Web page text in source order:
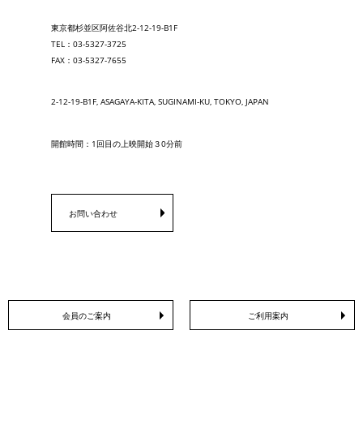
東京都杉並区阿佐谷北2-12-19-B1F
TEL：03-5327-3725
FAX：03-5327-7655
2-12-19-B1F, ASAGAYA-KITA, SUGINAMI-KU, TOKYO, JAPAN
開館時間：1回目の上映開始３0分前
お問い合わせ
会員のご案内 ご利用案内